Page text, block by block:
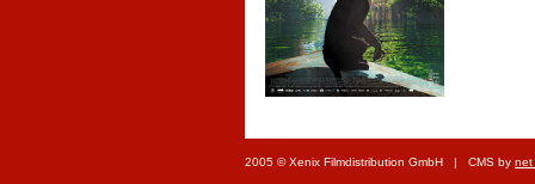
2005 © Xenix Filmdistribution GmbH | CMS by net